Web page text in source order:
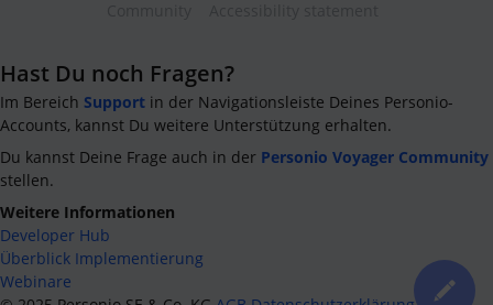
Hast Du noch Fragen?
Im Bereich Support in der Navigationsleiste Deines Personio-
Accounts, kannst Du weitere Unterstützung erhalten.
Du kannst Deine Frage auch in der Personio Voyager Community
stellen.
Weitere Informationen
Developer Hub
Überblick Implementierung
Webinare